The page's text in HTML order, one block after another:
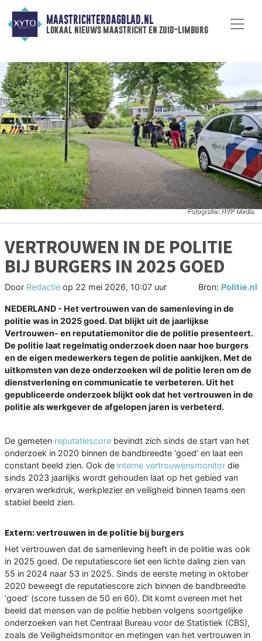
MAASTRICHTERDAGBLAD.NL
lokaal nieuws maastricht en zuid-limburg
VERTROUWEN IN DE POLITIE
BIJ BURGERS IN 2025 GOED
Door Redactie op 22 mei 2026, 10:07 uur Bron: Politie.nl
NEDERLAND - Het vertrouwen van de samenleving in de
politie was in 2025 goed. Dat blijkt uit de jaarlijkse
Vertrouwen- en reputatiemonitor die de politie presenteert.
De politie laat regelmatig onderzoek doen naar hoe burgers
en de eigen medewerkers tegen de politie aankijken. Met de
uitkomsten van deze onderzoeken wil de politie leren om de
dienstverlening en communicatie te verbeteren. Uit het
gepubliceerde onderzoek blijkt ook dat het vertrouwen in de
politie als werkgever de afgelopen jaren is verbeterd.
De gemeten reputatiescore bevindt zich sinds de start van het
onderzoek in 2020 binnen de bandbreedte ‘goed’ en laat een
constant beeld zien. Ook de interne vertrouwensmonitor die
sinds 2023 jaarlijks wordt gehouden laat op het gebied van
ervaren werkdruk, werkplezier en veiligheid binnen teams een
stabiel beeld zien.
Extern: vertrouwen in de politie bij burgers
Het vertrouwen dat de samenleving heeft in de politie was ook
in 2025 goed. De reputatiescore liet een lichte daling zien van
55 in 2024 naar 53 in 2025. Sinds de eerste meting in oktober
2020 beweegt de reputatiescore zich binnen de bandbreedte
‘goed’ (score tussen de 50 en 60). Dit komt overeen met het
beeld dat mensen van de politie hebben volgens soortgelijke
onderzoeken van het Centraal Bureau voor de Statistiek (CBS),
zoals de Veiligheidsmonitor en metingen van het vertrouwen in